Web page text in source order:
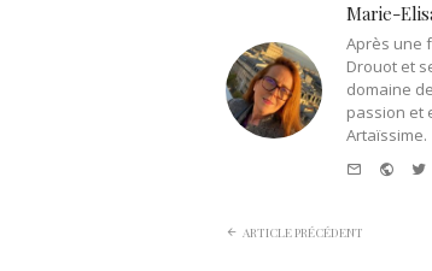
Marie-
Après une
Drouot et
domaine
passion et
Artaïssime.
ARTICLE PRÉCÉDENT